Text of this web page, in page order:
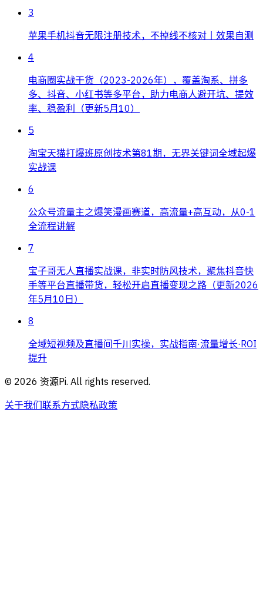
3
苹果手机抖音无限注册技术，不掉线不核对丨效果自测
4
电商圈实战干货（2023-2026年），覆盖淘系、拼多
多、抖音、小红书等多平台，助力电商人避开坑、提效
率、稳盈利（更新5月10）
5
淘宝天猫打爆班原创技术第81期，无界关键词全域起爆
实战课
6
公众号流量主之爆笑漫画赛道，高流量+高互动，从0-1
全流程讲解
7
宝子哥无人直播实战课，非实时防风技术，聚焦抖音快
手等平台直播带货，轻松开启直播变现之路（更新2026
年5月10日）
8
全域短视频及直播间千川实操，实战指南·流量增长·ROI
提升
© 2026 资源Pi. All rights reserved.
关于我们联系方式隐私政策